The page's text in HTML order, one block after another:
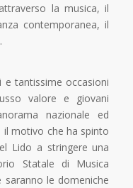
la musica, il
contemporanea, il
e tantissime occasioni
valore e giovani
nazionale ed
il motivo che ha spinto
Lido a stringere una
Statale di Musica
saranno le domeniche